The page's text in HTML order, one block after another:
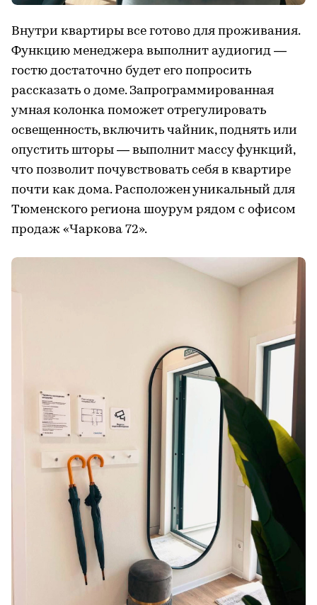
Внутри квартиры все готово для проживания.
Функцию менеджера выполнит аудиогид —
гостю достаточно будет его попросить
рассказать о доме. Запрограммированная
умная колонка поможет отрегулировать
освещенность, включить чайник, поднять или
опустить шторы — выполнит массу функций,
что позволит почувствовать себя в квартире
почти как дома. Расположен уникальный для
Тюменского региона шоурум рядом с офисом
продаж «Чаркова 72».